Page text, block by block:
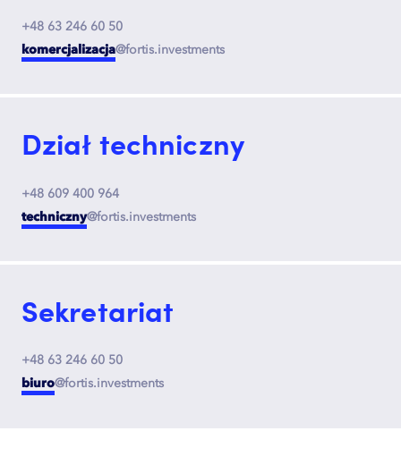
+48 63 246 60 50
komercjalizacja@fortis.investments
Dział techniczny
+48 609 400 964
techniczny@fortis.investments
Sekretariat
+48 63 246 60 50
biuro@fortis.investments